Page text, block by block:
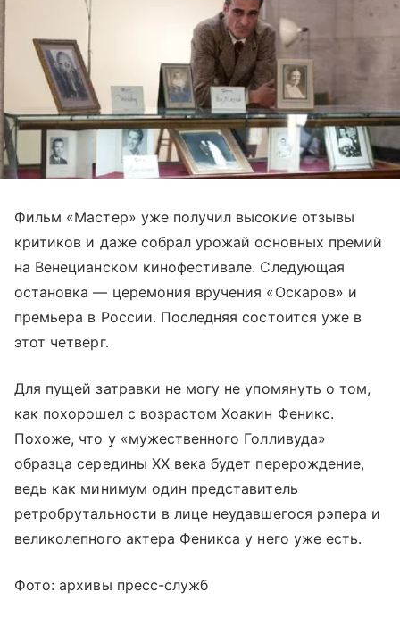
Фильм «Мастер» уже получил высокие отзывы
критиков и даже собрал урожай основных премий
на Венецианском кинофестивале. Следующая
остановка — церемония вручения «Оскаров» и
премьера в России. Последняя состоится уже в
этот четверг.
Для пущей затравки не могу не упомянуть о том,
как похорошел с возрастом Хоакин Феникс.
Похоже, что у «мужественного Голливуда»
образца середины XX века будет перерождение,
ведь как минимум один представитель
ретробрутальности в лице неудавшегося рэпера и
великолепного актера Феникса у него уже есть.
Фото: архивы пресс-служб